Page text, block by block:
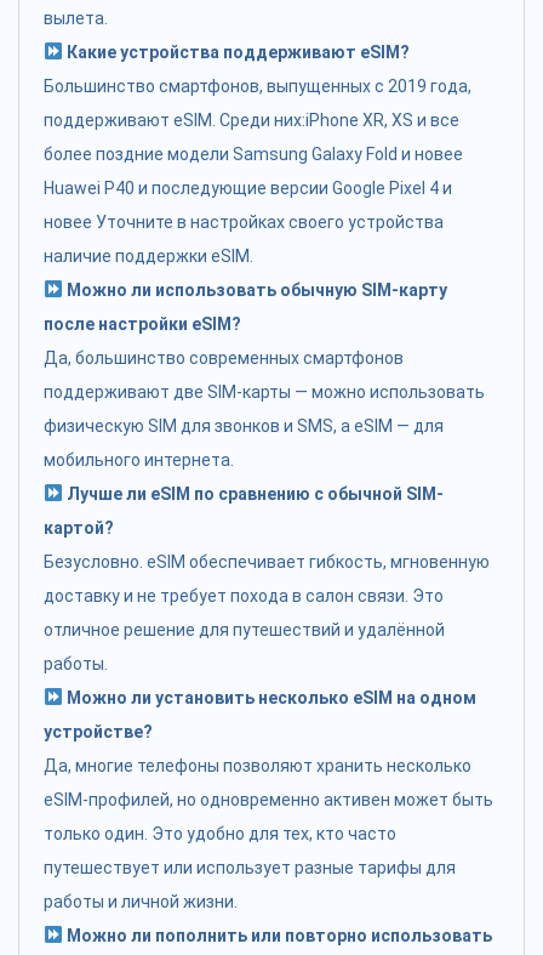
вылета.
Какие устройства поддерживают eSIM?
Большинство смартфонов, выпущенных с 2019 года,
поддерживают eSIM. Среди них:iPhone XR, XS и все
более поздние модели Samsung Galaxy Fold и новее
Huawei P40 и последующие версии Google Pixel 4 и
новее Уточните в настройках своего устройства
наличие поддержки eSIM.
Можно ли использовать обычную SIM-карту
после настройки eSIM?
Да, большинство современных смартфонов
поддерживают две SIM-карты — можно использовать
физическую SIM для звонков и SMS, а eSIM — для
мобильного интернета.
Лучше ли eSIM по сравнению с обычной SIM-
картой?
Безусловно. eSIM обеспечивает гибкость, мгновенную
доставку и не требует похода в салон связи. Это
отличное решение для путешествий и удалённой
работы.
Можно ли установить несколько eSIM на одном
устройстве?
Да, многие телефоны позволяют хранить несколько
eSIM-профилей, но одновременно активен может быть
только один. Это удобно для тех, кто часто
путешествует или использует разные тарифы для
работы и личной жизни.
Можно ли пополнить или повторно использовать